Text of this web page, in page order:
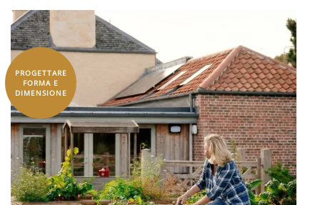
PROGETTARE
FORMA E
DIMENSIONE